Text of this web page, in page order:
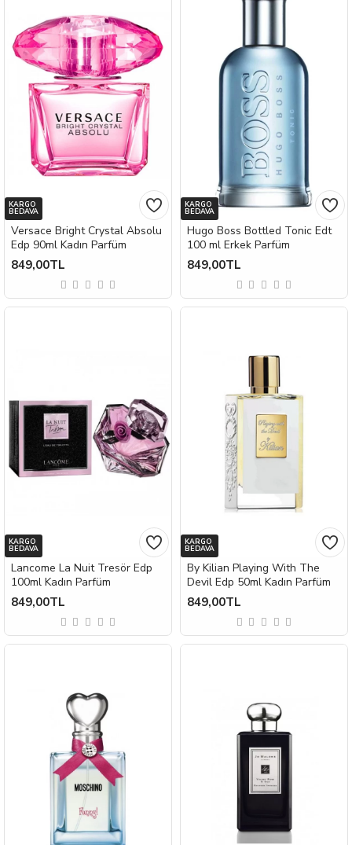
KARGO
BEDAVA
Versace Bright Crystal Absolu
Edp 90ml Kadın Parfüm
849,00TL
KARGO
BEDAVA
Hugo Boss Bottled Tonic Edt
100 ml Erkek Parfüm
849,00TL
KARGO
BEDAVA
Lancome La Nuit Tresör Edp
100ml Kadın Parfüm
849,00TL
KARGO
BEDAVA
By Kilian Playing With The
Devil Edp 50ml Kadın Parfüm
849,00TL